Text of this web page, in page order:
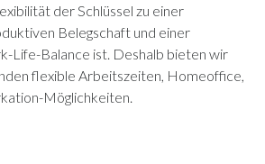
der Schlüssel zu einer
Belegschaft und einer
Life-Balance ist. Deshalb bieten wir
flexible Arbeitszeiten, Homeoffice,
Möglichkeiten.